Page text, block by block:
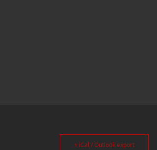
+ iCal / Outlook export